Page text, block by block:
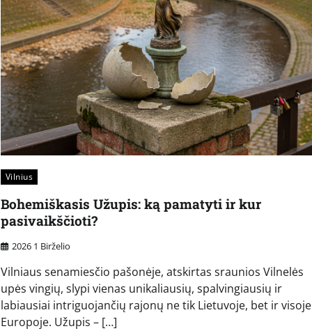
Vilnius
Bohemiškasis Užupis: ką pamatyti ir kur
pasivaikščioti?
2026 1 Birželio
Vilniaus senamiesčio pašonėje, atskirtas sraunios Vilnelės
upės vingių, slypi vienas unikaliausių, spalvingiausių ir
labiausiai intriguojančių rajonų ne tik Lietuvoje, bet ir visoje
Europoje. Užupis – […]